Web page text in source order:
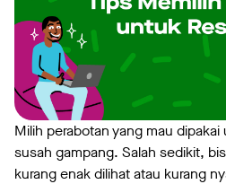
Milih perabotan yang mau
susah gampang. Salah sedikit,
kurang enak dilihat atau kurang